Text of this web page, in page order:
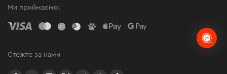
Ми приймаємо:
Стежте за нами